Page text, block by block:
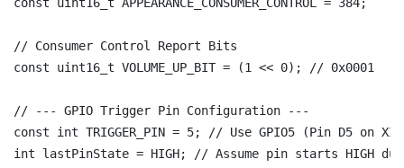
const uint16_t APPEARANCE_CONSUMER_CONTROL = 384;
// Consumer Control Report Bits
const uint16_t VOLUME_UP_BIT = (1 << 0); // 0x0001
// --- GPIO Trigger Pin Configuration ---
const int TRIGGER_PIN = 5; // Use GPIO5 (Pin D5 on
int lastPinState = HIGH; // Assume pin starts HIGH due